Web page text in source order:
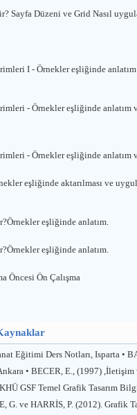
Sayfa Düzeni ve Grid Nasıl
I - Örnekler eşliğinde
- Örnekler eşliğinde anlatım
- Örnekler eşliğinde
eşliğinde aktarılması ve
eşliğinde anlatım.
eşliğinde anlatım.
Öncesi Ön Çalışma
Eğitimi Ders Notları, Isparta •
• BECER, E., (1997) ,İletişim
GSF Temel Grafik Tasarım
ve HARRİS, P. (2012). Grafik